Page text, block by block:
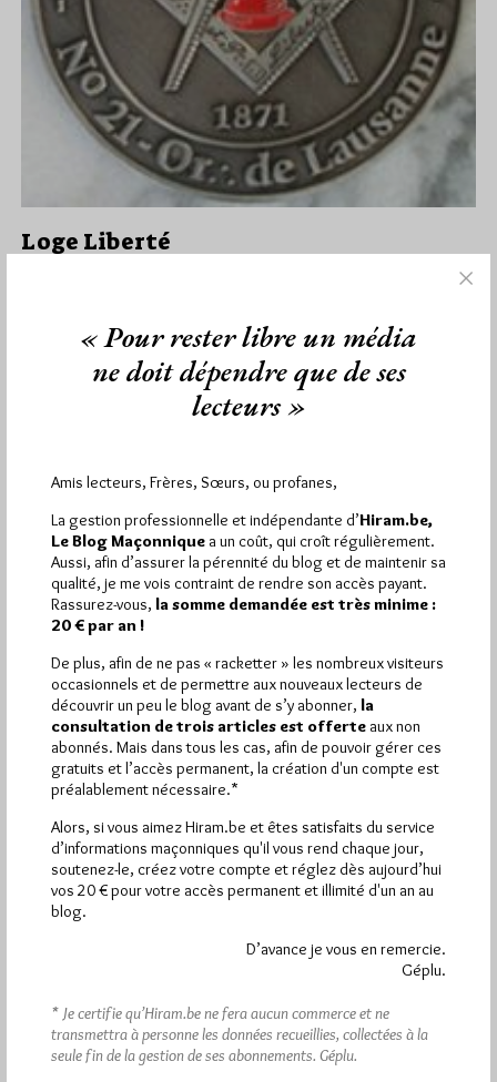
Loge Liberté
Plusieurs Loges portent le titre distinctif de Liberté. Cette Loge
Liberté n°21 (www.logeliberte.ch) est membre de la Grande
Hier mercredi 5 août 2026, Hiram.be a reçu1 441
visiteset2 502 pagesont été lues (Source :
Pirsch.io)
Quels sont les articles les plus lus du blog ?
Abonnement aux Newsletters - RSS
« Pour rester libre un média
ne doit dépendre que de ses
lecteurs »
Amis lecteurs, Frères, Sœurs, ou profanes,
La gestion professionnelle et indépendante d’Hiram.be,
Le Blog Maçonnique a un coût, qui croît régulièrement.
Aussi, afin d’assurer la pérennité du blog et de maintenir sa
qualité, je me vois contraint de rendre son accès payant.
Rassurez-vous, la somme demandée est très minime :
20 € par an !
De plus, afin de ne pas « racketter » les nombreux visiteurs
occasionnels et de permettre aux nouveaux lecteurs de
découvrir un peu le blog avant de s’y abonner, la
consultation de trois articles est offerte aux non
abonnés. Mais dans tous les cas, afin de pouvoir gérer ces
gratuits et l’accès permanent, la création d'un compte est
préalablement nécessaire.*
Alors, si vous aimez Hiram.be et êtes satisfaits du service
d’informations maçonniques qu'il vous rend chaque jour,
soutenez-le, créez votre compte et réglez dès aujourd’hui
vos 20 € pour votre accès permanent et illimité d'un an au
blog.
D’avance je vous en remercie.
Géplu.
* Je certifie qu’Hiram.be ne fera aucun commerce et ne
transmettra à personne les données recueillies, collectées à la
seule fin de la gestion de ses abonnements. Géplu.